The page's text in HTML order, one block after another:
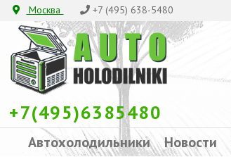
Москва +7 (495) 638-5480
+7(495)6385480
Автохолодильники Новости